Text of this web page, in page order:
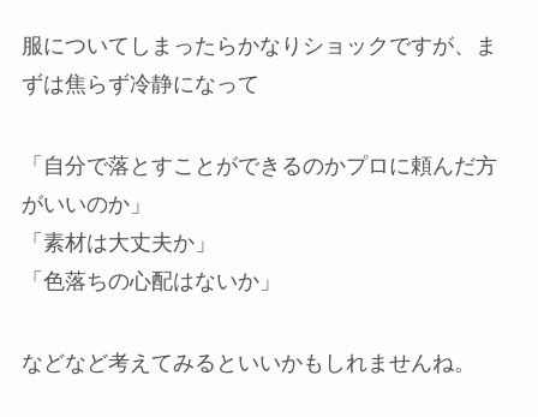
服についてしまったらかなりショックですが、ま
ずは焦らず冷静になって
「自分で落とすことができるのかプロに頼んだ方
がいいのか」
「素材は大丈夫か」
「色落ちの心配はないか」
などなど考えてみるといいかもしれませんね。